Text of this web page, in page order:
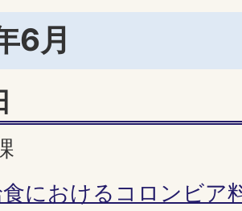
6月
におけるコロンビア